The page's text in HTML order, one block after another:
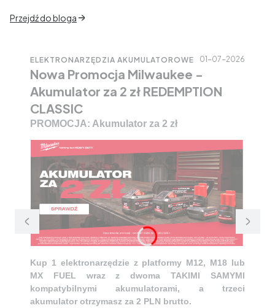
Przejdź do bloga
ELEKTRONARZĘDZIA AKUMULATOROWE 01-07-2026
Nowa Promocja Milwaukee -
Akumulator za 2 zł REDEMPTION
CLASSIC
PROMOCJA: Akumulator za 2 zł
Kup 1 elektronarzędzie z platformy M12, M18 lub
MX FUEL wraz z dwoma TAKIMI SAMYMI
kompatybilnymi akumulatorami, a trzeci
akumulator otrzymasz za 2 PLN brutto.